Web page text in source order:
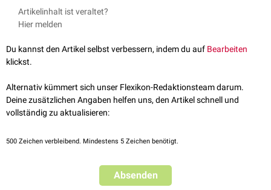
Haltbarkeitszeitraums herausgelöst, bezeichnet man sie als Leachables.
Die extrahierten Stoffe müssen
Gefahr von chemischen Reaktionen mit den Inhaltsstoffen des
Arzneimittels, was dessen
entstehen, werden alssekundäre Leachables bezeichnet.
Leachables sind meistens auch gleichzeitig
Thermo Fisher Scientific;
abgerufen am 09.11.2022
Artikelinhalt ist veraltet?
Hier melden
Du kannst den Artikel selbst verbessern, indem du auf Bearbeiten
klickst.
Alternativ kümmert sich unser Flexikon-Redaktionsteam darum.
Deine zusätzlichen Angaben helfen uns, den Artikel schnell und
vollständig zu aktualisieren:
500 Zeichen verbleibend. Mindestens 5 Zeichen benötigt.
Absenden